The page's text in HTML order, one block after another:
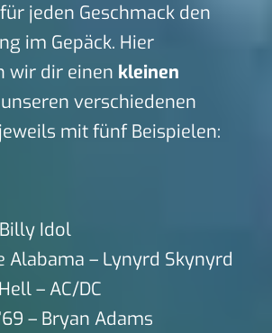
jeden Geschmack den
im Gepäck. Hier
wir dir einen kleinen
verschiedenen
mit fünf Beispielen:
Idol
Alabama – Lynyrd Skynyrd
– AC/DC
– Bryan Adams